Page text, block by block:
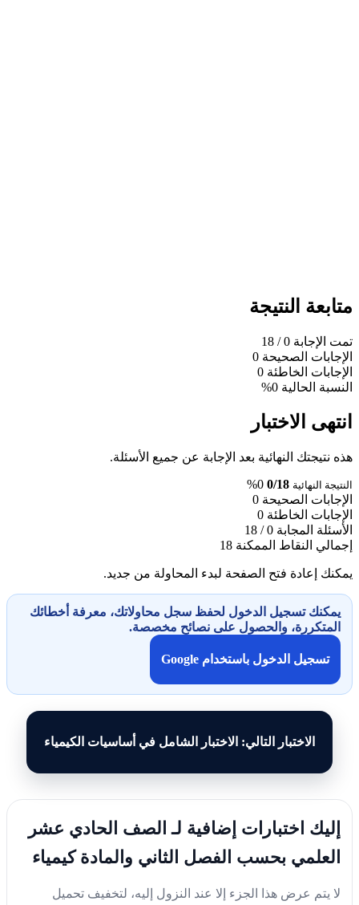
متابعة النتيجة
تمت الإجابة 0
/ 18
الإجابات الصحيحة 0
الإجابات الخاطئة 0
النسبة الحالية 0%
انتهى الاختبار
هذه نتيجتك النهائية بعد الإجابة عن جميع الأسئلة.
النتيجة النهائية 0/18
0%
الإجابات الصحيحة 0
الإجابات الخاطئة 0
الأسئلة المجابة 0 / 18
إجمالي النقاط الممكنة 18
يمكنك إعادة فتح الصفحة لبدء المحاولة من جديد.
يمكنك تسجيل الدخول لحفظ سجل محاولاتك، معرفة أخطائك
المتكررة، والحصول على نصائح مخصصة.
تسجيل الدخول باستخدام Google
الاختبار التالي: الاختبار الشامل في أساسيات الكيمياء
إليك اختبارات إضافية لـ الصف الحادي عشر
العلمي بحسب الفصل الثاني والمادة كيمياء
لا يتم عرض هذا الجزء إلا عند النزول إليه، لتخفيف تحميل